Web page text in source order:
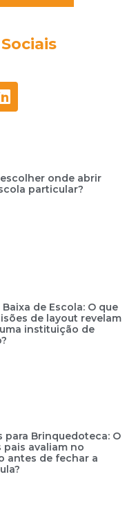
onde abrir
particular?
de Escola: O que
de layout revelam
instituição de
para Brinquedoteca: O
pais avaliam no
antes de fechar a